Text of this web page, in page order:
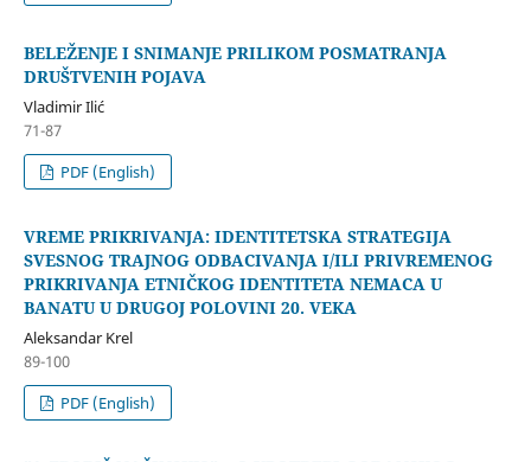
BELEŽENJE I SNIMANJE PRILIKOM POSMATRANJA
DRUŠTVENIH POJAVA
Vladimir Ilić
71-87
PDF (English)
VREME PRIKRIVANJA: IDENTITETSKA STRATEGIJA
SVESNOG TRAJNOG ODBACIVANJA I/ILI PRIVREMENOG
PRIKRIVANJA ETNIČKOG IDENTITETA NEMACA U
BANATU U DRUGOJ POLOVINI 20. VEKA
Aleksandar Krel
89-100
PDF (English)